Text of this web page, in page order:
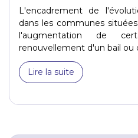
L'encadrement de
dans les communes
l'augmentation de
renouvellement d'un bail ou
Lire la suite